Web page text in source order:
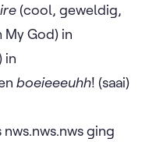
(cool, geweldig,
My God) in
in
boeieeeuhh! (saai)
ging